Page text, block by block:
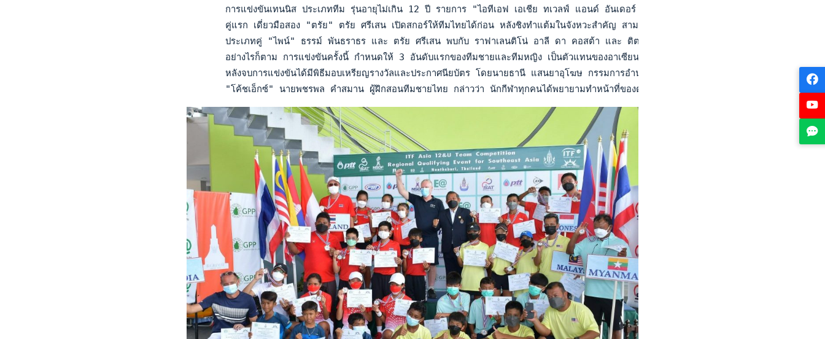
การแข่งขันเทนนิส ประเภททีม รุ่นอายุไม่เกิน 12 ปี รายการ "ไอทีเอฟ เอเชีย ทเวลฟ์ แอนด์ อันเดอร์ ทีม คอมเพทติชั่น-2022" รอบคัดเลือกโ
คู่แรก เดี่ยวมือสอง "ตรัย" ตรัย ศรีเสน เปิดสกอร์ให้ทีมไทยได้ก่อน หลังชิงทำแต้มในจังหวะสำคัญ สามารถเอาชนะ ไรฮาน โซมานตรี ได้ 2 เซ
ประเภทคู่ "ไพน์" ธรรม์ พันธราธร และ ตรัย ศรีเสน พบกับ ราฟาเลนติโน่ อาลี ดา คอสต้า และ ติตวน พาร์รอด ปรากฏว่า ต้องตัดสินกันด้วยซู
อย่างไรก็ตาม การแข่งขันครั้งนี้ กำหนดให้ 3 อันดับแรกของทีมชายและทีมหญิง เป็นตัวแทนของอาเซียน ไปร่วมการแข่งขันเทนนิสชิงชนะเลิศแห่งเอ
หลังจบการแข่งขันได้มีพิธีมอบเหรียญรางวัลและประกาศนียบัตร โดยนายธานี แสนยาอุโฆษ กรรมการอำนวยการสมาคมกีฬาลอนเทนนิสฯ และประธ
"โค้ชเอ็กซ์" นายพชรพล คำสมาน ผู้ฝึกสอนทีมชายไทย กล่าวว่า นักกีฬาทุกคนได้พยายามทำหน้าที่ของตัวเองอย่างเต็มที่ สู้ได้สมศักดิ์ศรี แม้แพ้อินโ